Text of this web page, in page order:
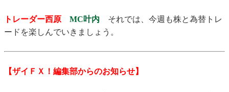
トレーダー西原 MC叶内 それでは、今週も株と為替トレ
ードを楽しんでいきましょう。
【ザイＦＸ！編集部からのお知らせ】